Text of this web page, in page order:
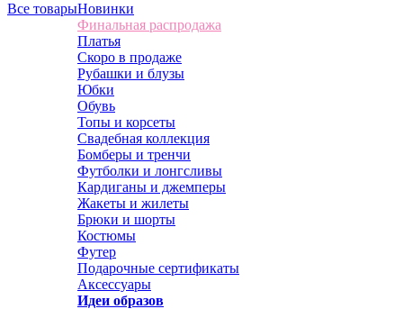
Все товарыНовинки
Финальная распродажа
Платья
Скоро в продаже
Рубашки и блузы
Юбки
Обувь
Топы и корсеты
Свадебная коллекция
Бомберы и тренчи
Футболки и лонгсливы
Кардиганы и джемперы
Жакеты и жилеты
Брюки и шорты
Костюмы
Футер
Подарочные сертификаты
Аксессуары
Идеи образов